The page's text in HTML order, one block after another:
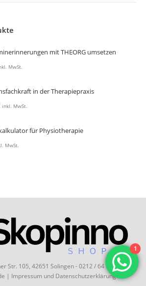
mit THEORG umsetzen
MwSt.
in der Therapiepraxis
inkl. MwSt.
für Physiotherapie
MwSt.
Str. 105, 42651 Solingen - 0212 / 64 59 35 33 -
| Impressum und Datenschutzerklärung
1